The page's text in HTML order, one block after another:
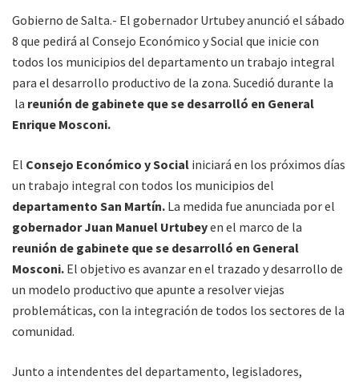
Gobierno de Salta.- El gobernador Urtubey anunció el sábado
8 que pedirá al Consejo Económico y Social que inicie con
todos los municipios del departamento un trabajo integral
para el desarrollo productivo de la zona. Sucedió durante la
la reunión de gabinete que se desarrolló en General
Enrique Mosconi.
El Consejo Económico y Social iniciará en los próximos días
un trabajo integral con todos los municipios del
departamento San Martín. La medida fue anunciada por el
gobernador Juan Manuel Urtubeyen el marco de la
reunión de gabinete que se desarrolló en General
Mosconi. El objetivo es avanzar en el trazado y desarrollo de
un modelo productivo que apunte a resolver viejas
problemáticas, con la integración de todos los sectores de la
comunidad.
Junto a intendentes del departamento, legisladores,